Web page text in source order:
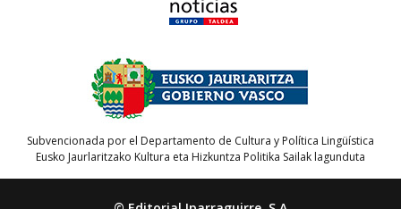
Subvencionada por el Departamento de Cultura y Política Lingüística
Eusko Jaurlaritzako Kultura eta Hizkuntza Politika Sailak lagunduta